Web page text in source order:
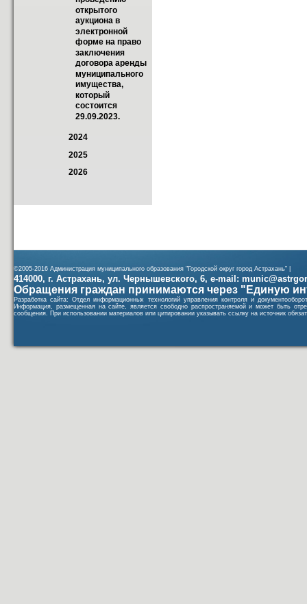
открытого
аукциона в
электронной
форме на право
заключения
договора аренды
муниципального
имущества,
который
состоится
29.09.2023.
2024
2025
2026
©2005-2016 Администрация муниципального образования "Городской округ город Астрахань" |
414000, г. Астрахань, ул. Чернышевского, 6, e-mail:
Обращения граждан принимаются через "Единую
Разработка сайта: Отдел информационных технологий управления контроля и
Информация, размещенная на сайте, является свободно распространяемой и может быть
сообщения. При использовании материалов или цитировании указывать ссылку на источник